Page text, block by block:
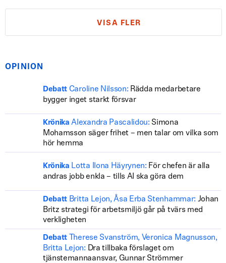
VISA FLER
OPINION
Debatt Caroline Nilsson: Rädda medarbetare
bygger inget starkt försvar
Krönika Alexandra Pascalidou: Simona
Mohamsson säger frihet – men talar om vilka som
hör hemma
Krönika Lotta Ilona Häyrynen: För chefen är alla
andras jobb enkla – tills AI ska göra dem
Debatt Britta Lejon, Åsa Erba Stenhammar: Johan
Britz strategi för arbetsmiljö går på tvärs med
verkligheten
Debatt
Therese Svanström, Veronica Magnusson,
Britta Lejon: Dra tillbaka förslaget om
tjänstemannaansvar, Gunnar Strömmer